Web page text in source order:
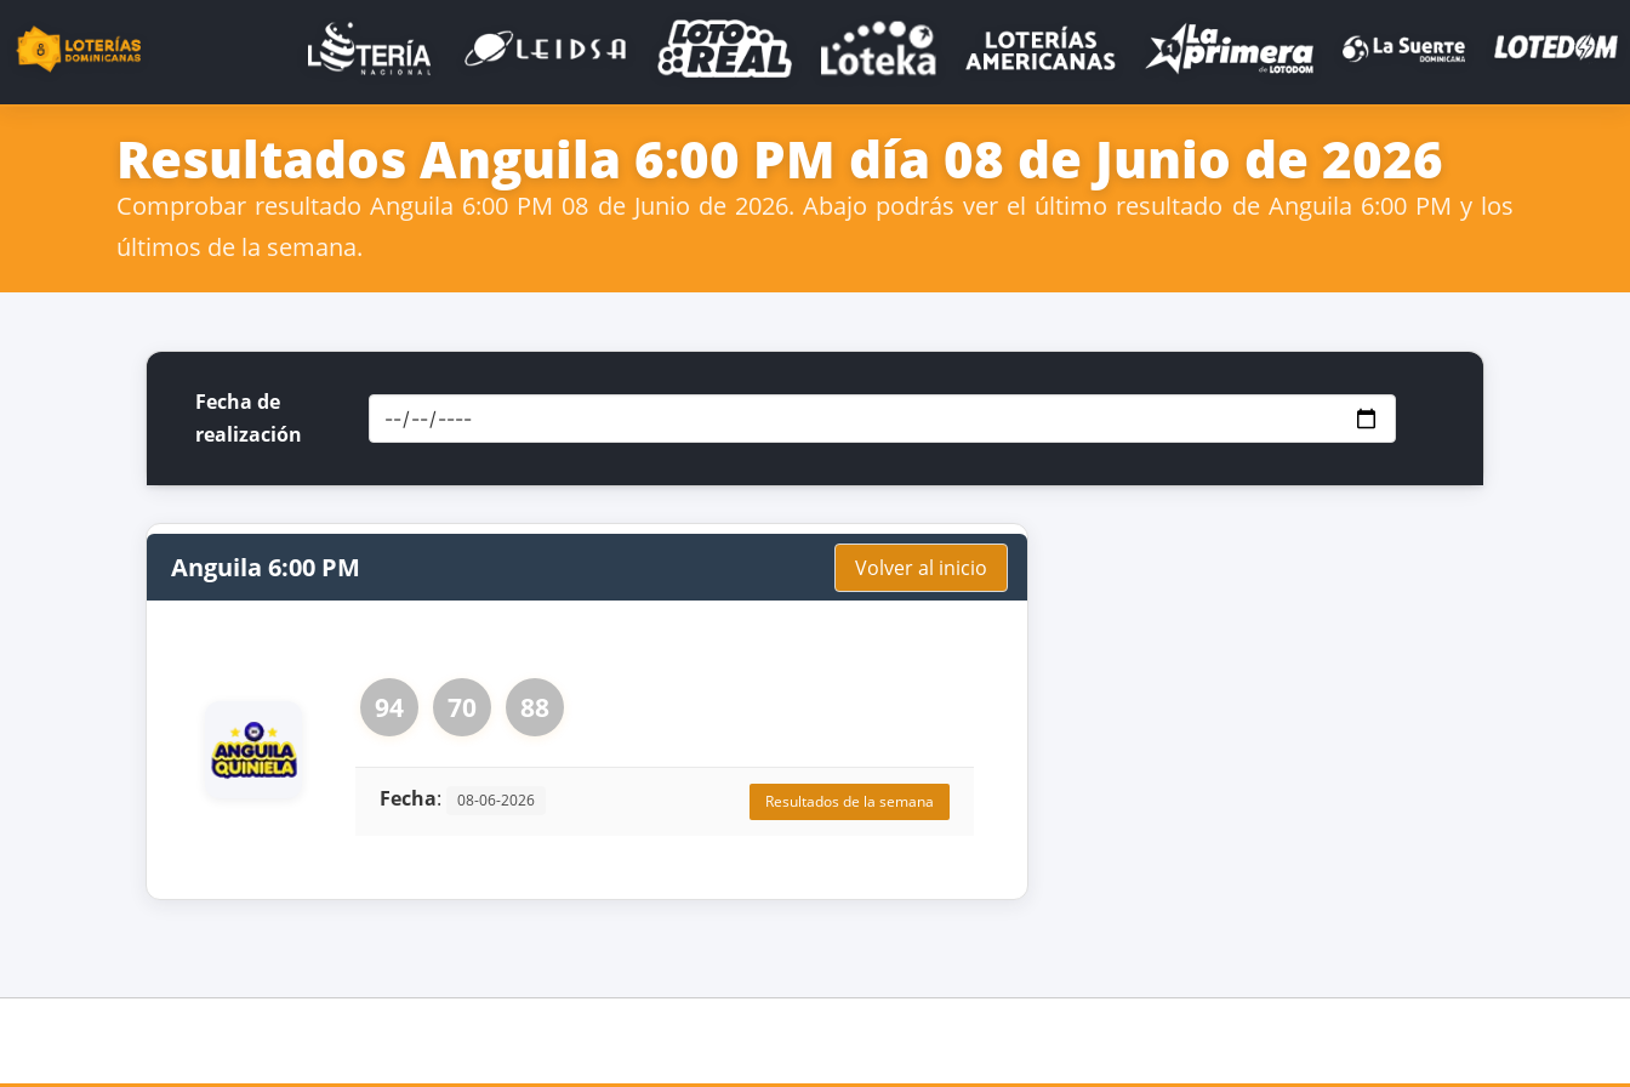
Resultados Anguila 6:00 PM día 08 de Junio de 2026
Comprobar resultado Anguila 6:00 PM 08 de Junio de 2026. Abajo podrás ver el último resultado de Anguila 6:00 PM y los
últimos de la semana.
Fecha de
realización
Anguila 6:00 PM Volver al inicio
94 70 88
Fecha: 08-06-2026 Resultados de la semana